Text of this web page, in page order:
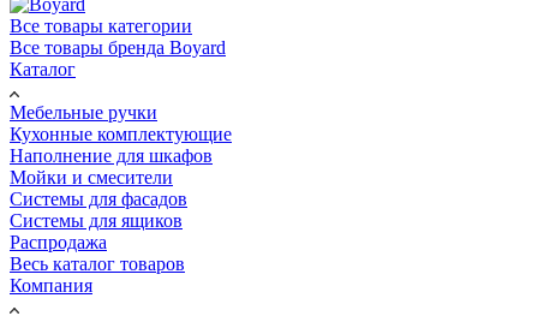
Все товары категории
Все товары бренда Boyard
Каталог
Мебельные ручки
Кухонные комплектующие
Наполнение для шкафов
Мойки и смесители
Системы для фасадов
Системы для ящиков
Распродажа
Весь каталог товаров
Компания